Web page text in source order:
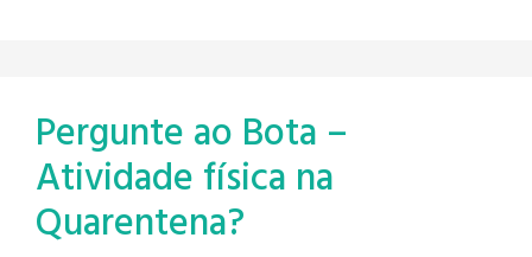
Pergunte ao Bota –
Atividade física na
Quarentena?